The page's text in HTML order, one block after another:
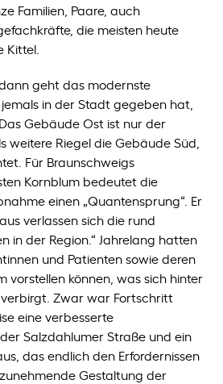
Familien, Paare, auch
die meisten heute
Kittel.
geht das modernste
in der Stadt gegeben hat,
Gebäude Ost ist nur der
weitere Riegel die Gebäude Süd,
Für Braunschweigs
Kornblum bedeutet die
einen „Quantensprung“. Er
verlassen sich die rund
in der Region.“ Jahrelang hatten
und Patienten sowie deren
vorstellen können, was sich hinter
Zwar war Fortschritt
eine verbesserte
Salzdahlumer Straße und ein
das endlich den Erfordernissen
Gestaltung der